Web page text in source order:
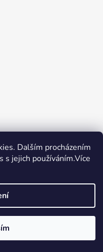
Dalším procházením
jejich používáním.Více
Voňavé dárky
2026
vyhrazena.